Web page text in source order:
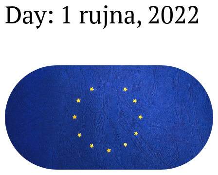
Day: 1 rujna, 2022